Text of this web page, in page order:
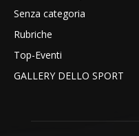
Senza categoria
Rubriche
Top-Eventi
GALLERY DELLO SPORT